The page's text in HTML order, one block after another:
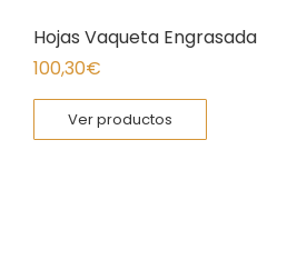
Hojas Vaqueta Engrasada
100,30€
Ver productos